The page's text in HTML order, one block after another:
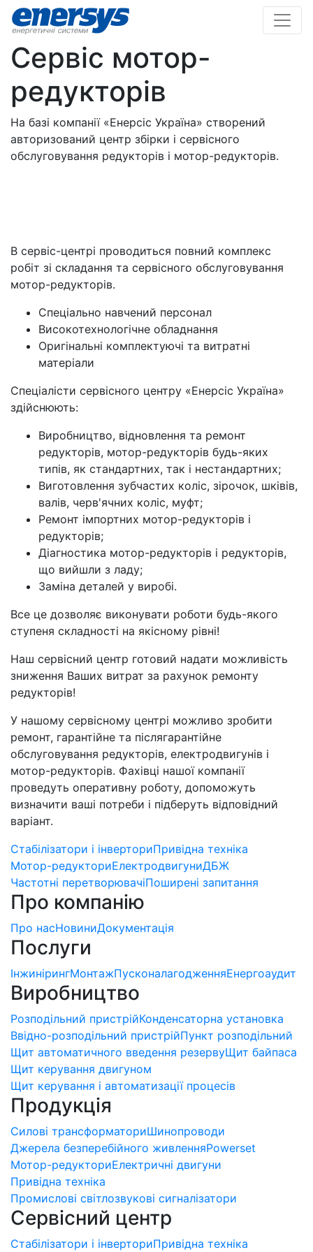
Сервіс мотор-
редукторів
На базі компанії «Енерсіс Україна» створений
авторизований центр збірки і сервісного
обслуговування редукторів і мотор-редукторів.
В сервіс-центрі проводиться повний комплекс
робіт зі складання та сервісного обслуговування
мотор-редукторів.
Спеціально навчений персонал
Високотехнологічне обладнання
Оригінальні комплектуючі та витратні
матеріали
Спеціалісти сервісного центру «Енерсіс Україна»
здійснюють:
Виробництво, відновлення та ремонт
редукторів, мотор-редукторів будь-яких
типів, як стандартних, так і нестандартних;
Виготовлення зубчастих коліс, зірочок, шківів,
валів, черв'ячних коліс, муфт;
Ремонт імпортних мотор-редукторів і
редукторів;
Діагностика мотор-редукторів і редукторів,
що вийшли з ладу;
Заміна деталей у виробі.
Все це дозволяє виконувати роботи будь-якого
ступеня складності на якісному рівні!
Наш сервісний центр готовий надати можливість
зниження Ваших витрат за рахунок ремонту
редукторів!
У нашому сервісному центрі можливо зробити
ремонт, гарантійне та післягарантійне
обслуговування редукторів, електродвигунів і
мотор-редукторів. Фахівці нашої компанії
проведуть оперативну роботу, допоможуть
визначити ваші потреби і підберуть відповідний
варіант.
Стабілізатори і інверториПривідна техніка
Мотор-редукториЕлектродвигуниДБЖ
Частотні перетворювачіПоширені запитання
Про компанію
Про насНовиниДокументація
Послуги
ІнжинірингМонтажПусконалагодженняЕнергоаудит
Виробництво
Розподільний пристрійКонденсаторна установка
Ввідно-розподільний пристрійПункт розподільний
Щит автоматичного введення резервуЩит байпаса
Щит керування двигуном
Щит керування і автоматизації процесів
Продукція
Силові трансформаториШинопроводи
Джерела безперебійного живленняPowerset
Мотор-редукториЕлектричні двигуни
Привідна техніка
Промислові світлозвукові сигналізатори
Сервісний центр
Стабілізатори і інверториПривідна техніка